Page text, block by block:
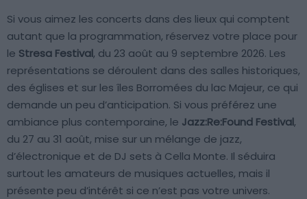
Si vous aimez les concerts dans des lieux qui comptent
autant que la programmation, réservez votre place pour
le Stresa Festival, du 23 août au 9 septembre 2026. Les
représentations se déroulent dans des salles historiques,
des églises et sur les îles Borromées du lac Majeur, ce qui
demande un peu d’anticipation. Si vous préférez une
ambiance plus contemporaine, le Jazz:Re:Found Festival,
du 27 au 31 août, mise sur un mélange de jazz,
d’électronique et de DJ sets à Cella Monte. Il séduira
surtout les amateurs de musiques actuelles, mais il
présente peu d’intérêt si ce n’est pas votre univers.